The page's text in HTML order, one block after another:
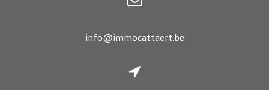
info@immocattaert.be